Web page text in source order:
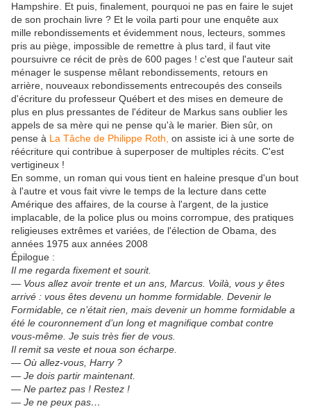
Hampshire. Et puis, finalement, pourquoi ne pas en faire le sujet
de son prochain livre ? Et le voila parti pour une enquête aux
mille rebondissements et évidemment nous, lecteurs, sommes
pris au piège, impossible de remettre à plus tard, il faut vite
poursuivre ce récit de près de 600 pages ! c'est que l'auteur sait
ménager le suspense mêlant rebondissements, retours en
arrière, nouveaux rebondissements entrecoupés des conseils
d'écriture du professeur Québert et des mises en demeure de
plus en plus pressantes de l'éditeur de Markus sans oublier les
appels de sa mère qui ne pense qu'à le marier. Bien sûr, on
pense à La Tâche de Philippe Roth, on assiste ici à une sorte de
réécriture qui contribue à superposer de multiples récits. C'est
vertigineux !
En somme, un roman qui vous tient en haleine presque d'un bout
à l'autre et vous fait vivre le temps de la lecture dans cette
Amérique des affaires, de la course à l'argent, de la justice
implacable, de la police plus ou moins corrompue, des pratiques
religieuses extrêmes et variées, de l'élection de Obama, des
années 1975 aux années 2008
Épilogue :
Il me regarda fixement et sourit.
— Vous allez avoir trente et un ans, Marcus. Voilà, vous y êtes
arrivé : vous êtes devenu un homme formidable. Devenir le
Formidable, ce n’était rien, mais devenir un homme formidable a
été le couronnement d’un long et magnifique combat contre
vous-même. Je suis très fier de vous.
Il remit sa veste et noua son écharpe.
— Où allez-vous, Harry ?
— Je dois partir maintenant.
— Ne partez pas ! Restez !
— Je ne peux pas…